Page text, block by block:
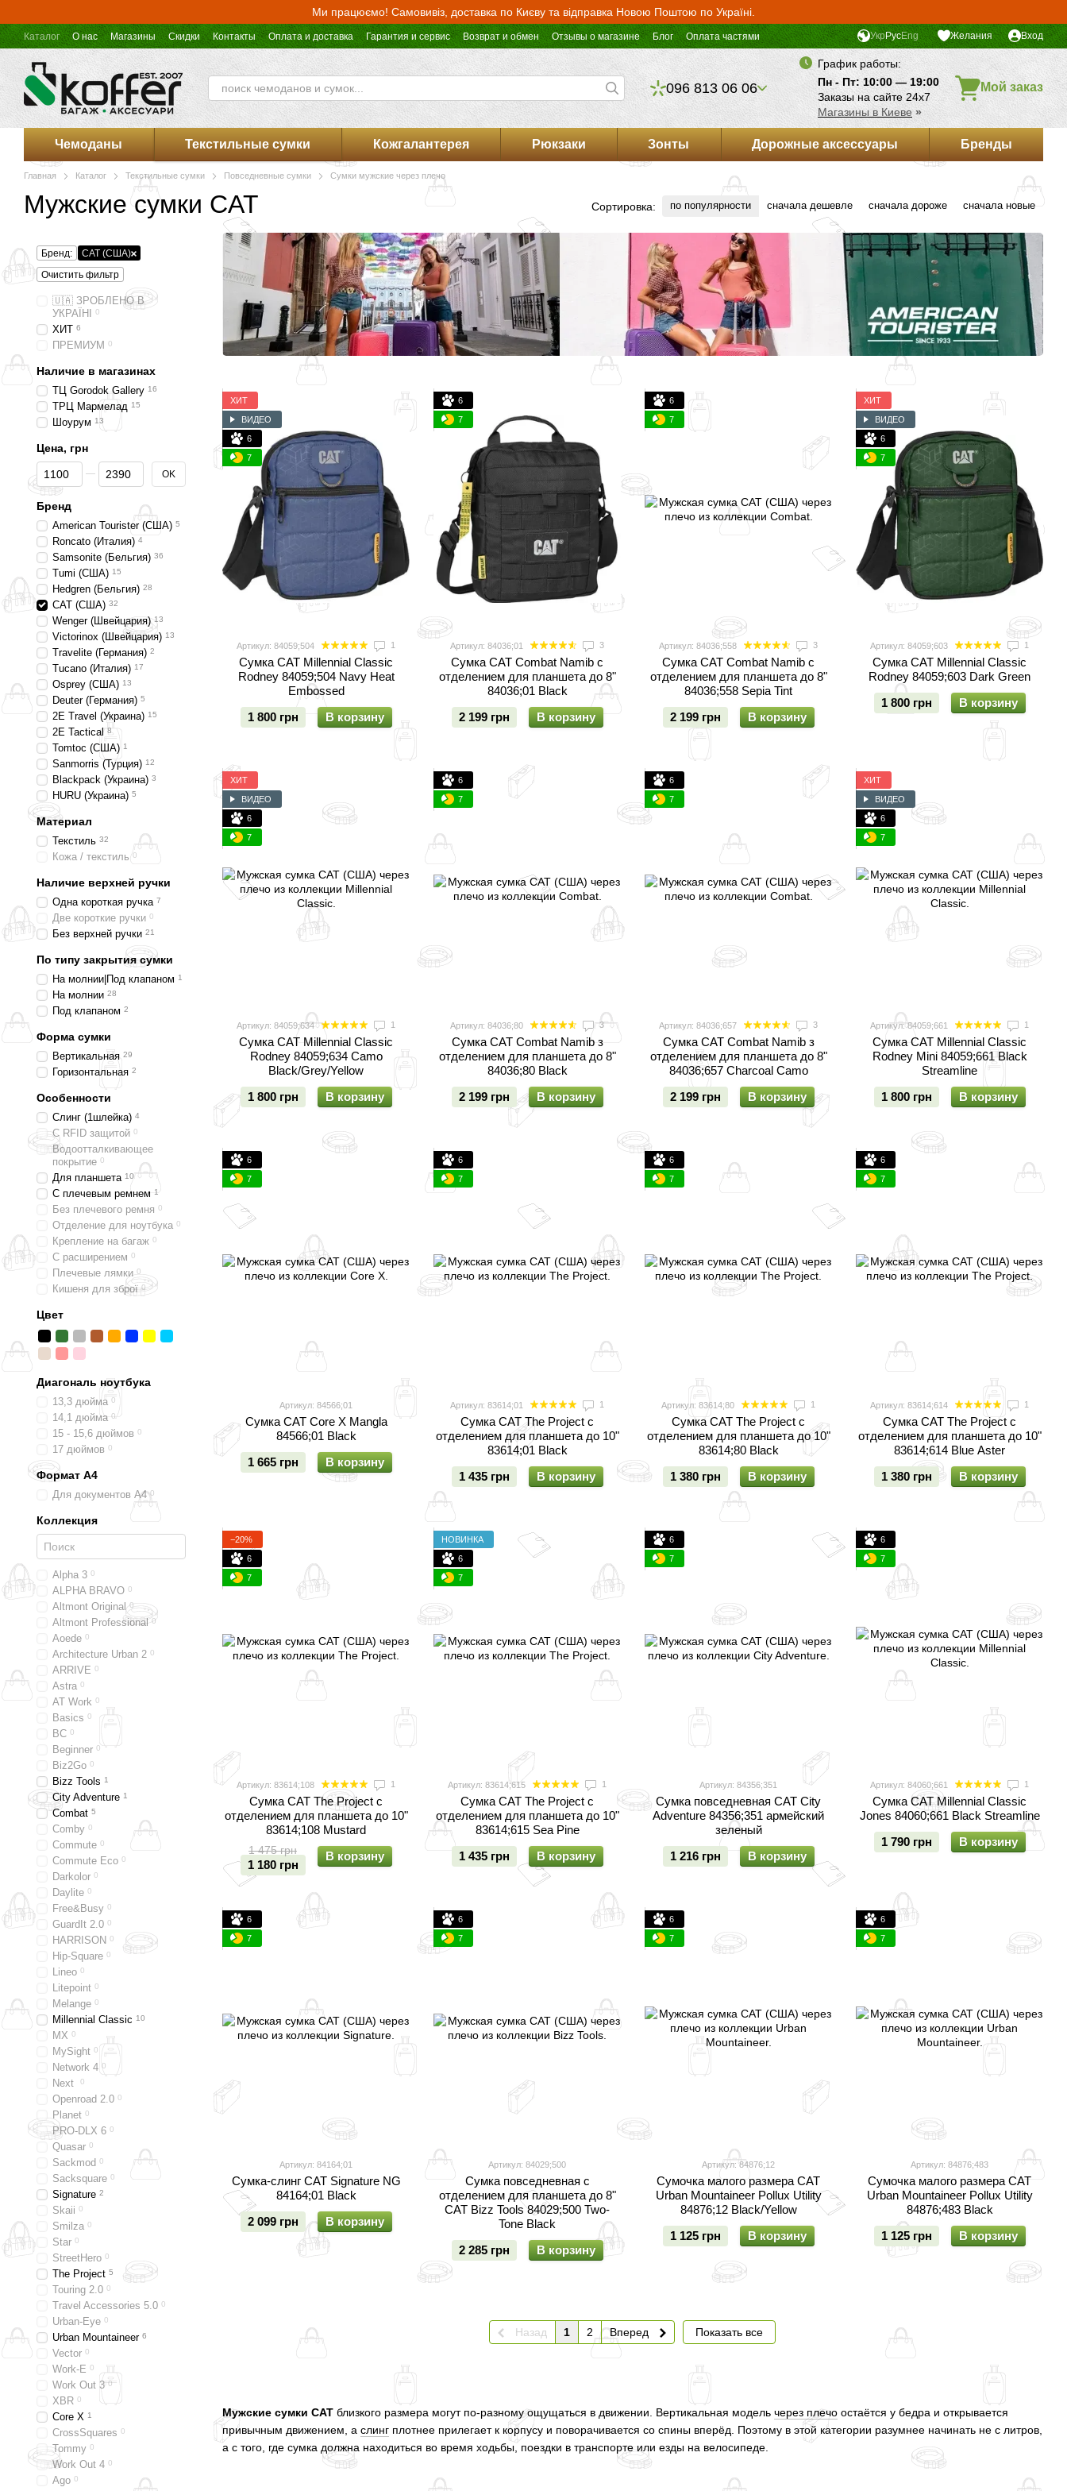
Ми працюємо! Самовивіз, доставка по Києву та відправка Новою Поштою по Україні.
Каталог О нас Магазины Скидки Контакты Оплата и доставка Гарантия и сервис Возврат и обмен Отзывы о магазине Блог
Оплата частями
Оферта магазина Koffer.UA
УкрРусEng Желания Вход
096 813 06 06
График работы:
Пн - Пт: 10:00 — 19:00
Заказы на сайте 24х7
Магазины в Киеве »
Мой заказ
Чемоданы Текстильные сумки Кожгалантерея Рюкзаки Зонты Дорожные аксессуары Бренды
Главная Каталог Текстильные сумки Повседневные сумки Сумки мужские через плечо
Мужские сумки CAT Сортировка: по популярности сначала дешевле сначала дороже сначала новые
Мужские сумки CAT близкого размера могут по-разному ощущаться в движении. Вертикальная модель через плечо остаётся у бедра и открывается
привычным движением, а слинг плотнее прилегает к корпусу и поворачивается со спины вперёд. Поэтому в этой категории разумнее начинать не с литров,
а с того, где сумка должна находиться во время ходьбы, поездки в транспорте или езды на велосипеде.
ХИТ
ВИДЕО
6
7
Артикул: 84059;504 1
Сумка CAT Millennial Classic
Rodney 84059;504 Navy Heat
Embossed
1 800 грн
В корзину
6
7
Артикул: 84036;01 3
Cумка CAT Combat Namib с
отделением для планшета до 8"
84036;01 Black
2 199 грн
В корзину
6
7
Артикул: 84036;558 3
Cумка CAT Combat Namib с
отделением для планшета до 8"
84036;558 Sepia Tint
2 199 грн
В корзину
ХИТ
ВИДЕО
6
7
Артикул: 84059;603 1
Сумка CAT Millennial Classic
Rodney 84059;603 Dark Green
1 800 грн
В корзину
ХИТ
ВИДЕО
6
7
Артикул: 84059;634 1
Сумка CAT Millennial Classic
Rodney 84059;634 Camo
Black/Grey/Yellow
1 800 грн
В корзину
6
7
Артикул: 84036;80 3
Cумка CAT Combat Namib з
отделением для планшета до 8"
84036;80 Black
2 199 грн
В корзину
6
7
Артикул: 84036;657 3
Cумка CAT Combat Namib з
отделением для планшета до 8"
84036;657 Charcoal Camo
2 199 грн
В корзину
ХИТ
ВИДЕО
6
7
Артикул: 84059;661 1
Сумка CAT Millennial Classic
Rodney Mini 84059;661 Black
Streamline
1 800 грн
В корзину
6
7
Артикул: 84566;01
Сумка CAT Core X Mangla
84566;01 Black
1 665 грн
В корзину
6
7
Артикул: 83614;01 1
Сумка CAT The Project с
отделением для планшета до 10"
83614;01 Black
1 435 грн
В корзину
6
7
Артикул: 83614;80 1
Сумка CAT The Project с
отделением для планшета до 10"
83614;80 Black
1 380 грн
В корзину
6
7
Артикул: 83614;614 1
Сумка CAT The Project с
отделением для планшета до 10"
83614;614 Blue Aster
1 380 грн
В корзину
−20%
6
7
Артикул: 83614;108 1
Сумка CAT The Project с
отделением для планшета до 10"
83614;108 Mustard
1 475 грн
1 180 грн
В корзину
НОВИНКА
6
7
Артикул: 83614;615 1
Сумка CAT The Project с
отделением для планшета до 10"
83614;615 Sea Pine
1 435 грн
В корзину
6
7
Артикул: 84356;351
Сумка повседневная CAT City
Adventure 84356;351 армейский
зеленый
1 216 грн
В корзину
6
7
Артикул: 84060;661 1
Сумка CAT Millennial Classic
Jones 84060;661 Black Streamline
1 790 грн
В корзину
6
7
Артикул: 84164;01
Сумка-слинг CAT Signature NG
84164;01 Black
2 099 грн
В корзину
6
7
Артикул: 84029;500
Сумка повседневная с
отделением для планшета до 8"
CAT Bizz Tools 84029;500 Two-
Tone Black
2 285 грн
В корзину
6
7
Артикул: 84876;12
Сумочка малого размера CAT
Urban Mountaineer Pollux Utility
84876;12 Black/Yellow
1 125 грн
В корзину
6
7
Артикул: 84876;483
Сумочка малого размера CAT
Urban Mountaineer Pollux Utility
84876;483 Black
1 125 грн
В корзину
Назад 1 2 Вперед Показать все
Бренд:
CAT (США)
Очистить фильтр
🇺🇦 ЗРОБЛЕНО В
УКРАЇНІ
0
ХИТ 6
ПРЕМИУМ 0
Наличие в магазинах
ТЦ Gorodok Gallery 16
ТРЦ Мармелад 15
Шоурум 13
Цена, грн
От Цена, грн
До Цена, грн OK
Бренд
American Tourister (США) 5
Roncato (Италия) 4
Samsonite (Бельгия) 36
Tumi (США) 15
Hedgren (Бельгия) 28
CAT (США) 32
Wenger (Швейцария) 13
Victorinox (Швейцария) 13
Travelite (Германия) 2
Tucano (Италия) 17
Osprey (США) 13
Deuter (Германия) 5
2E Travel (Украина) 15
2Е Tactical 8
Tomtoc (США) 1
Sanmorris (Турция) 12
Blackpack (Украина) 3
HURU (Украина) 5
Материал
Текстиль 32
Кожа / текстиль 0
Наличие верхней ручки
Одна короткая ручка 7
Две короткие ручки 0
Без верхней ручки 21
По типу закрытия сумки
На молнии|Под клапаном 1
На молнии 28
Под клапаном 2
Форма сумки
Вертикальная 29
Горизонтальная 2
Особенности
Слинг (1шлейка) 4
С RFID защитой 0
Водоотталкивающее
покрытие 0
Для планшета 10
С плечевым ремнем 1
Без плечевого ремня 0
Отделение для ноутбука 0
Крепление на багаж 0
С расширением 0
Плечевые лямки 0
Кишеня для зброї 0
Цвет
Диагональ ноутбука
13,3 дюйма 0
14,1 дюйма 0
15 - 15,6 дюймов 0
17 дюймов 0
Формат А4
Для документов А4 0
Коллекция
Alpha 3 0
ALPHA BRAVO 0
Altmont Original 0
Altmont Professional 0
Aoede 0
Architecture Urban 2 0
ARRIVE 0
Astra 0
AT Work 0
Basics 0
BC 0
Beginner 0
Biz2Go 0
Bizz Tools 1
City Adventure 1
Combat 5
Comby 0
Commute 0
Commute Eco 0
Darkolor 0
Daylite 0
Free&Busy 0
GuardIt 2.0 0
HARRISON 0
Hip-Square 0
Lineo 0
Litepoint 0
Melange 0
Millennial Classic 10
MX 0
MySight 0
Network 4 0
Next 0
Openroad 2.0 0
Planet 0
PRO-DLX 6 0
Quasar 0
Sackmod 0
Sacksquare 0
Signature 2
Skaii 0
Smilza 0
Star 0
StreetHero 0
The Project 5
Touring 2.0 0
Travel Accessories 5.0 0
Urban-Eye 0
Urban Mountaineer 6
Vector 0
Work-E 0
Work Out 3 0
XBR 0
Core X 1
CrossSquares 0
Tommy 0
Work Out 4 0
Ago 0